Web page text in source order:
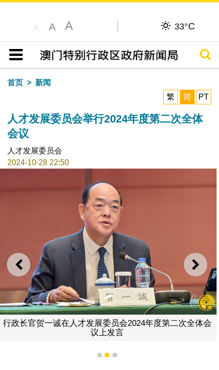
A A A 33°C
目录
搜寻
首页
新闻
繁
简 PT
人才发展委员会举行2024年度第二次全体
会议
人才发展委员会
2024-10-28 22:50
上一则 下一
行政长官贺一诚在人才发展委员会2024年度第二次全体会
议上发言
1 2 3